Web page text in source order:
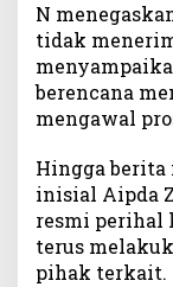
N
tidak
berencana
mengawal
Hingga
inisial Aipda
resmi perihal
terus
pihak terkait.